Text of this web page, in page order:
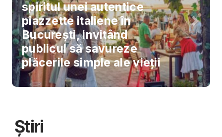
spiritul unei autentice
piazzette italiene în
București, invitând
publicul să savureze
plăcerile simple ale vieții
Știri